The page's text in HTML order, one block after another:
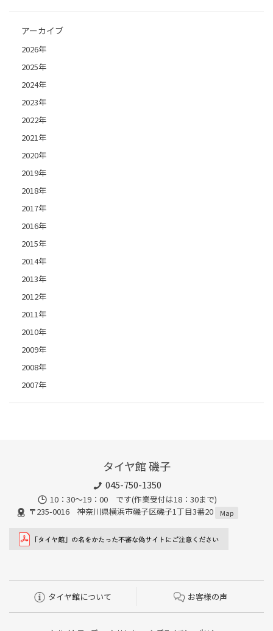
アーカイブ
2026年
2025年
2024年
2023年
2022年
2021年
2020年
2019年
2018年
2017年
2016年
2015年
2014年
2013年
2012年
2011年
2010年
2009年
2008年
2007年
タイヤ館 磯子
045-750-1350
10：30～19：00 です(作業受付は18：30まで)
〒235-0016 神奈川県横浜市磯子区磯子1丁目3番20
Map
タイヤ館について お客様の声